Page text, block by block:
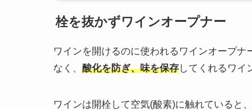
栓を抜かずワインオープナー
ワインを開けるのに使われるワインオープナ
なく、 酸化を防ぎ、味を保存してくれるワイ
ワインは開栓して空気(酸素)に触れていると、